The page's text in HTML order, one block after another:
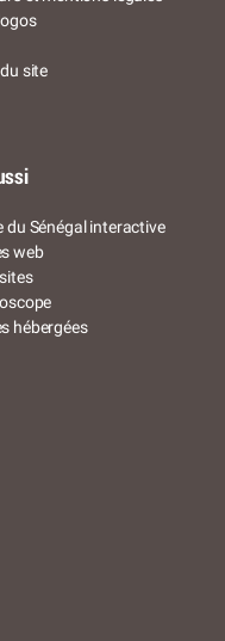
site
du Sénégal interactive
web
hébergées